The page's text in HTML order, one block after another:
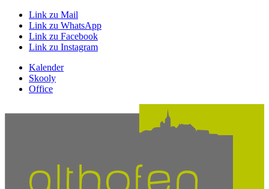
Link zu Mail
Link zu WhatsApp
Link zu Facebook
Link zu Instagram
Kalender
Skooly
Office